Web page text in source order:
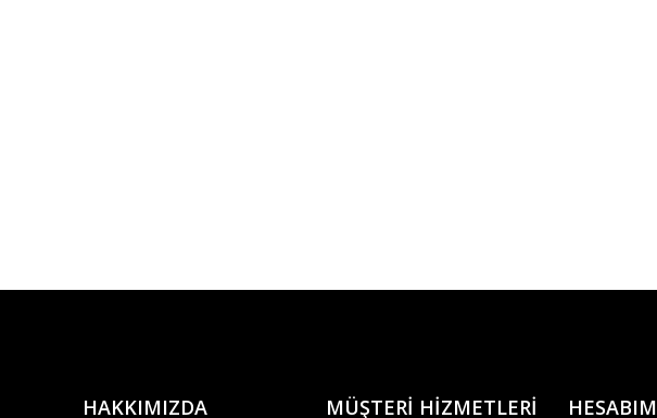
HAKKIMIZDA MÜŞTERİ HİZMETLERİ HESABIM